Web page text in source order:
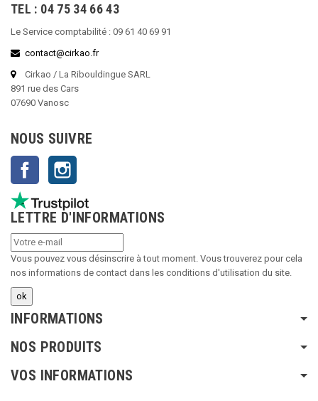
TEL : 04 75 34 66 43
Le Service comptabilité : 09 61 40 69 91
contact@cirkao.fr
Cirkao / La Ribouldingue SARL
891 rue des Cars
07690 Vanosc
NOUS SUIVRE
Facebook
LETTRE D'INFORMATIONS
Vous pouvez vous désinscrire à tout moment. Vous trouverez pour cela
nos informations de contact dans les conditions d'utilisation du site.
INFORMATIONS
NOS PRODUITS
VOS INFORMATIONS